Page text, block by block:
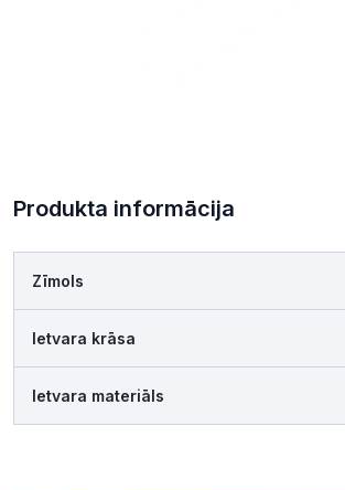
Produkta informācija
Zīmols
Ietvara krāsa
Ietvara materiāls